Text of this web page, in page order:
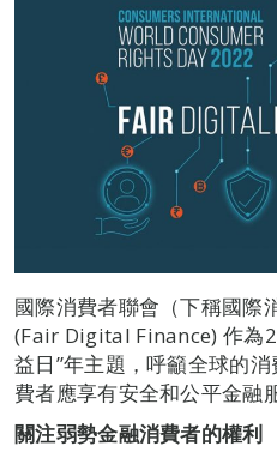
國際消費者聯會（下稱國際
(Fair Digital Finance) 作為
益日”年主題，呼籲全球的
費者應享有安全和公平金融
關注弱勢金融消費者的權利